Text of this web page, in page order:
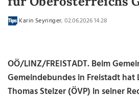
Karin Seyringer, 02.06.2026 14:28
OÖ/LINZ/FREISTADT. Beim
Gemeindebundes in Freistadt
Thomas Stelzer (ÖVP) in seiner